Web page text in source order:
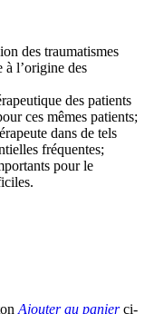
des traumatismes
à l’origine des
des patients
ces mêmes patients;
dans de tels
fréquentes;
pour le
Ajouter au panierci-